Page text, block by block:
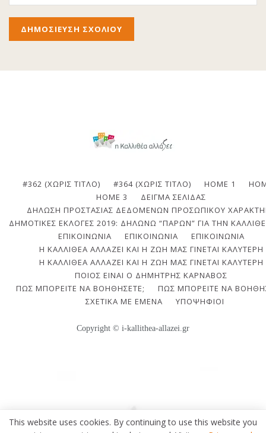
#362 (ΧΩΡΊΣ ΤΊΤΛΟ) #364 (ΧΩΡΊΣ ΤΊΤΛΟ) HOME 1
HOME 3
ΔΕΊΓΜΑ ΣΕΛΊΔΑΣ
ΔΉΛΩΣΗ ΠΡΟΣΤΑΣΊΑΣ ΔΕΔΟΜΈΝΩΝ ΠΡΟΣΩΠΙΚΟΎ
ΔΗΜΟΤΙΚΈΣ ΕΚΛΟΓΈΣ 2019: ΔΗΛΏΝΩ “ΠΑΡΏΝ” ΓΙΑ ΤΗΝ
ΕΠΙΚΟΙΝΩΝΙΑ
ΕΠΙΚΟΙΝΩΝΊΑ
ΕΠΙΚΟΙΝΩΝΊΑ
Η ΚΑΛΛΙΘΈΑ ΑΛΛΆΖΕΙ ΚΑΙ Η ΖΩΉ ΜΑΣ ΓΊΝΕΤΑΙ ΚΑΛΎΤΕΡΗ
Η ΚΑΛΛΙΘΈΑ ΑΛΛΆΖΕΙ ΚΑΙ Η ΖΩΉ ΜΑΣ ΓΊΝΕΤΑΙ ΚΑΛΎΤΕΡΗ
ΠΟΙΟΣ ΕΊΝΑΙ Ο ΔΗΜΉΤΡΗΣ ΚΆΡΝΑΒΟΣ
ΠΩΣ ΜΠΟΡΕΊΤΕ ΝΑ ΒΟΗΘΉΣΕΤΕ;
ΠΩΣ ΜΠΟΡΕΊΤΕ ΝΑ
ΣΧΕΤΙΚΆ ΜΕ ΕΜΈΝΑ
ΥΠΟΨΉΦΙΟΙ
Copyright © i-kallithea-allazei.gr
This website uses cookies. By continuing to use this website you